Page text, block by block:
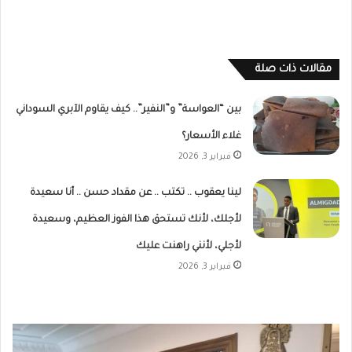
مقالات ذات صلة
بين “العواسة” و”النفير”.. كيف يقاوم الآبري السوداني
غلاء الأسعار؟
فبراير 3, 2026
لينا يعقوب .. تكتب .. عن مقداد حسن .. أنا سعيدة
لأجلك، لأنك تستحق هذا الفوز العظيم، وسعيدة
لأجلي، لأنني راهنت عليك
فبراير 3, 2026